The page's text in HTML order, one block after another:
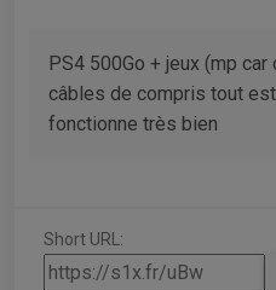
PS4 500Go + jeux (mp
câbles de compris tout
fonctionne très bien
Short URL: